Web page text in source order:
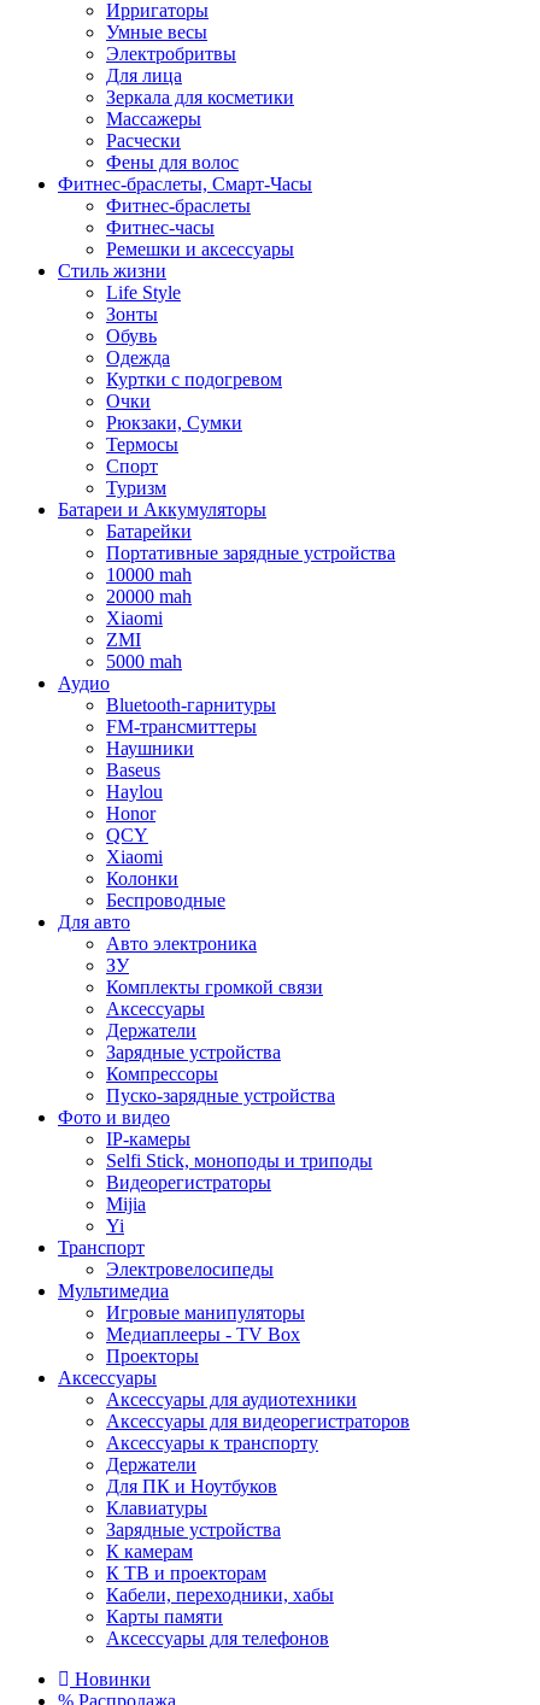
Ирригаторы
Умные весы
Электробритвы
Для лица
Зеркала для косметики
Массажеры
Расчески
Фены для волос
Фитнес-браслеты, Смарт-Часы
Фитнес-браслеты
Фитнес-часы
Ремешки и аксессуары
Стиль жизни
Life Style
Зонты
Обувь
Одежда
Куртки с подогревом
Очки
Рюкзаки, Сумки
Термосы
Спорт
Туризм
Батареи и Аккумуляторы
Батарейки
Портативные зарядные устройства
10000 mah
20000 mah
Xiaomi
ZMI
5000 mah
Аудио
Bluetooth-гарнитуры
FM-трансмиттеры
Наушники
Baseus
Haylou
Honor
QCY
Xiaomi
Колонки
Беспроводные
Для авто
Авто электроника
ЗУ
Комплекты громкой связи
Аксессуары
Держатели
Зарядные устройства
Компрессоры
Пуско-зарядные устройства
Фото и видео
IP-камеры
Selfi Stick, моноподы и триподы
Видеорегистраторы
Mijia
Yi
Транспорт
Электровелосипеды
Мультимедиа
Игровые манипуляторы
Медиаплееры - TV Box
Проекторы
Аксессуары
Аксессуары для аудиотехники
Аксессуары для видеорегистраторов
Аксессуары к транспорту
Держатели
Для ПК и Ноутбуков
Клавиатуры
Зарядные устройства
К камерам
К ТВ и проекторам
Кабели, переходники, хабы
Карты памяти
Аксессуары для телефонов
Новинки